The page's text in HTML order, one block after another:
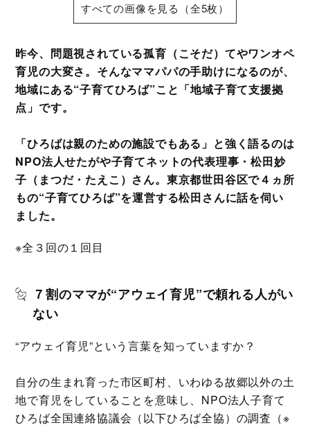
すべての画像を見る（全5枚）
昨今、問題視されている孤育（こそだ）てやワンオペ
育児の大変さ。そんなママパパの手助けになるのが、
地域にある“子育てひろば”こと「地域子育て支援拠
点」です。
「ひろばは親のための施設でもある」と強く語るのは
NPO法人せたがや子育てネットの代表理事・松田妙
子（まつだ・たえこ）さん。東京都世田谷区で４ヵ所
もの“子育てひろば”を運営する松田さんに話を伺い
ました。
※全３回の１回目
７割のママが“アウェイ育児”で頼れる人がい
ない
“アウェイ育児”という言葉を知っていますか？
自分の生まれ育った市区町村、いわゆる故郷以外の土
地で育児をしていることを意味し、NPO法人子育て
ひろば全国連絡協議会（以下ひろば全協）の調査（※